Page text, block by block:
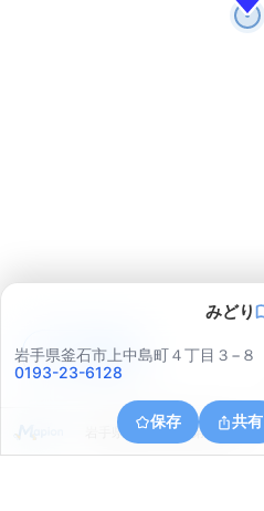
みどり
岩手県釜石市上中島町４丁目３−８
0193-23-6128
保存 共有
岩手県釜石市平田第２地割
アプリで見る